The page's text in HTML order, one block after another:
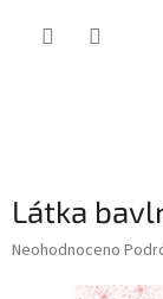
Látka
Průměrné
Neohodnoceno